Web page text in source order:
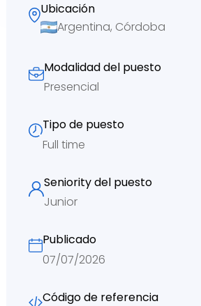
Ubicación
Argentina, Córdoba
Modalidad del puesto
Presencial
Tipo de puesto
Full time
Seniority del puesto
Junior
Publicado
07/07/2026
Código de referencia